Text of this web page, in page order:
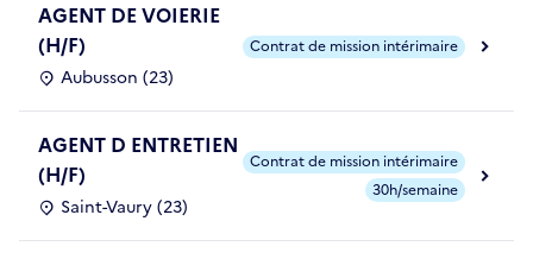
AGENT DE VOIERIE
(H/F)
Aubusson (23)
Contrat de mission intérimaire
AGENT D ENTRETIEN
(H/F)
Saint-Vaury (23)
Contrat de mission intérimaire
30h/semaine